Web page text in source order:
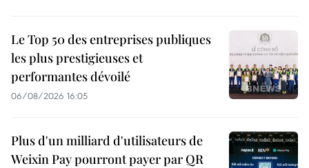
Le Top 50 des entreprises publiques
les plus prestigieuses et
performantes dévoilé
06/08/2026 16:05
Plus d'un milliard d'utilisateurs de
Weixin Pay pourront payer par QR